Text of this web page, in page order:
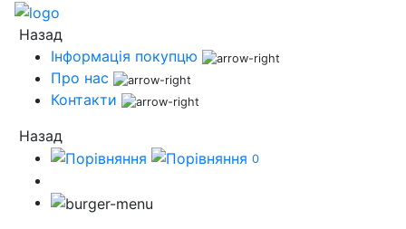
Назад
Інформація покупцю
Про нас
Контакти
Назад
0